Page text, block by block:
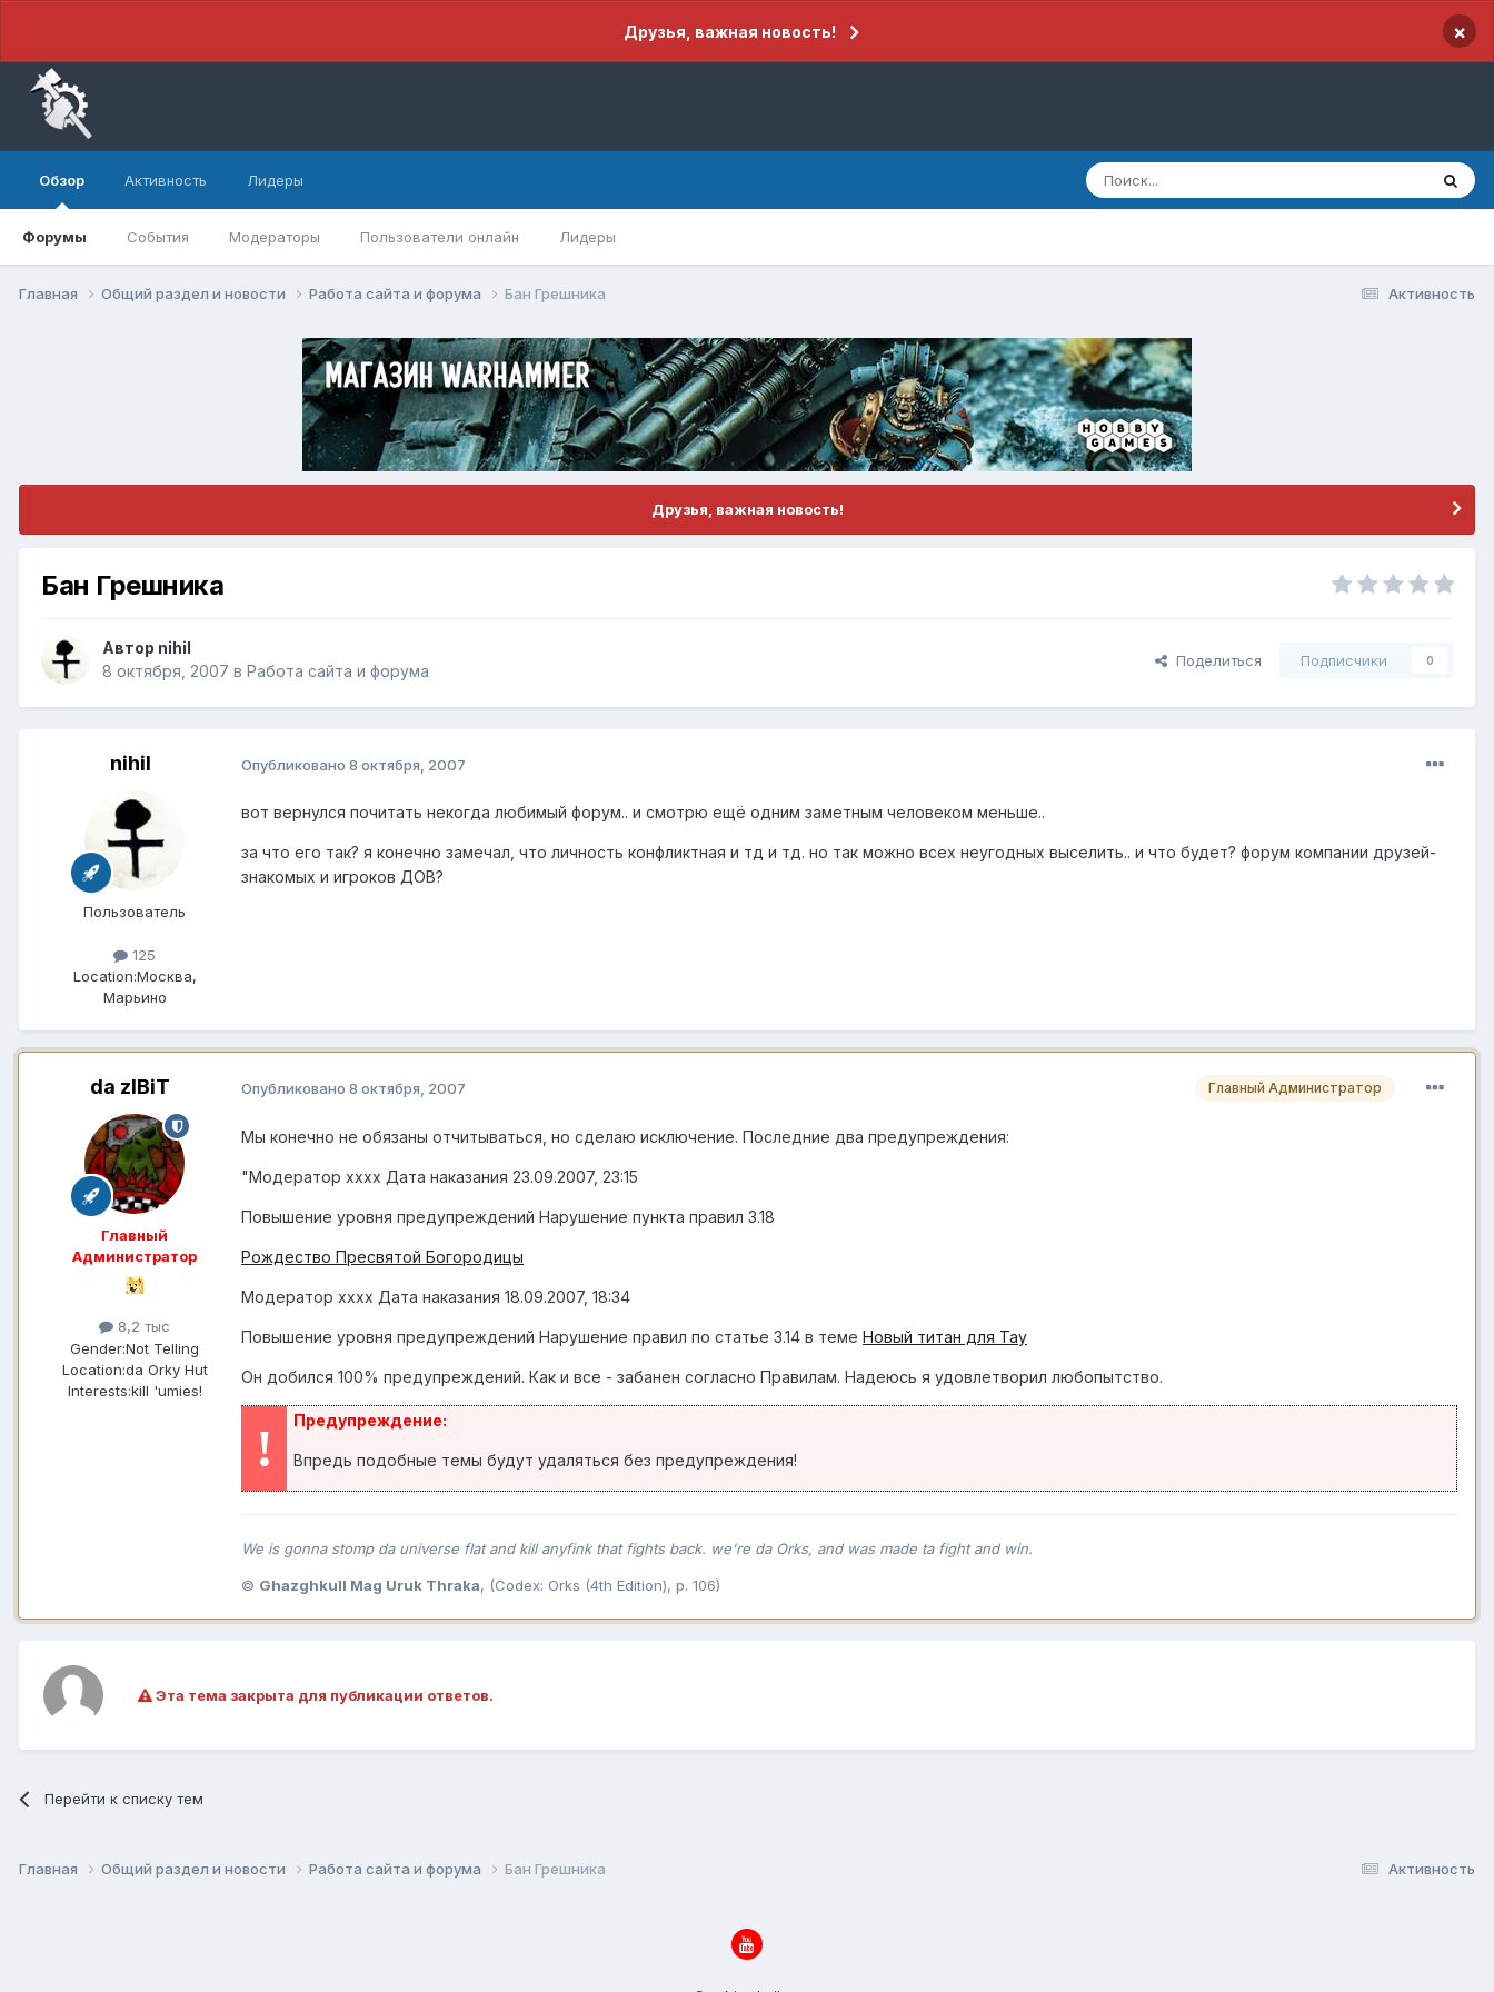
Друзья, важная новость! ×
Обзор
Форумы События Модераторы Пользователи онлайн Лидеры
Активность Лидеры
Активность
Главная Общий раздел и новости Работа сайта и форума Бан Грешника
Друзья, важная новость!
Бан Грешника
Автор nihil
8 октября, 2007 в Работа сайта и форума
Поделиться Подписчики 0
nihil
Пользователь
125
Location:Москва,
Марьино
Опубликовано 8 октября, 2007
вот вернулся почитать некогда любимый форум.. и смотрю ещё одним заметным человеком меньше..
за что его так? я конечно замечал, что личность конфликтная и тд и тд. но так можно всех неугодных выселить.. и что будет? форум компании друзей-
знакомых и игроков ДОВ?
da zIBiT
Главный
Администратор
8,2 тыс
Gender:Not Telling
Location:da Orky Hut
Interests:kill 'umies!
Главный Администратор
Опубликовано 8 октября, 2007
Мы конечно не обязаны отчитываться, но сделаю исключение. Последние два предупреждения:
"Модератор хххх Дата наказания 23.09.2007, 23:15
Повышение уровня предупреждений Нарушение пункта правил 3.18
Рождество Пресвятой Богородицы
Модератор хххх Дата наказания 18.09.2007, 18:34
Повышение уровня предупреждений Нарушение правил по статье 3.14 в теме Новый титан для Тау
Он добился 100% предупреждений. Как и все - забанен согласно Правилам. Надеюсь я удовлетворил любопытство.
! Предупреждение:
Впредь подобные темы будут удаляться без предупреждения!
We is gonna stomp da universe flat and kill anyfink that fights back. we're da Orks, and was made ta fight and win.
© Ghazghkull Mag Uruk Thraka, (Codex: Orks (4th Edition), p. 106)
Эта тема закрыта для публикации ответов.
Перейти к списку тем
Активность
Главная Общий раздел и новости Работа сайта и форума Бан Грешника